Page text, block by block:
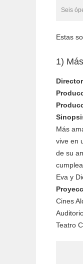
Seis
Estas
1)
Director
Más
vive en
de su
Eva y
Cines
Teatro